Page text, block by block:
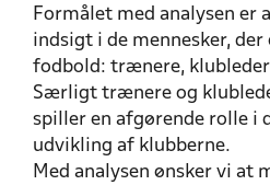
Formålet med analysen er
indsigt i de mennesker, der
fodbold: trænere,
Særligt trænere og
spiller en afgørende rolle i
udvikling af klubberne.
Med analysen ønsker vi at